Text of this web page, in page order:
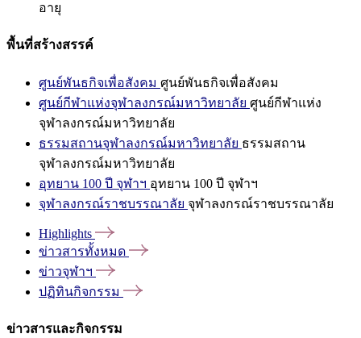
อายุ
พื้นที่สร้างสรรค์
ศูนย์พันธกิจเพื่อสังคม ศูนย์พันธกิจเพื่อสังคม
ศูนย์กีฬาแห่งจุฬาลงกรณ์มหาวิทยาลัย ศูนย์กีฬาแห่ง
จุฬาลงกรณ์มหาวิทยาลัย
ธรรมสถานจุฬาลงกรณ์มหาวิทยาลัย ธรรมสถาน
จุฬาลงกรณ์มหาวิทยาลัย
อุทยาน 100 ปี จุฬาฯ อุทยาน 100 ปี จุฬาฯ
จุฬาลงกรณ์ราชบรรณาลัย จุฬาลงกรณ์ราชบรรณาลัย
Highlights
ข่าวสารทั้งหมด
ข่าวจุฬาฯ
ปฏิทินกิจกรรม
ข่าวสารและกิจกรรม